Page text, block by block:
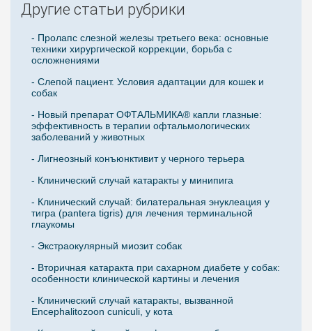
Другие статьи рубрики
- Пролапс слезной железы третьего века: основные
техники хирургической коррекции, борьба с
осложнениями
- Слепой пациент. Условия адаптации для кошек и
собак
- Новый препарат ОФТАЛЬМИКА® капли глазные:
эффективность в терапии офтальмологических
заболеваний у животных
- Лигнеозный конъюнктивит у черного терьера
- Клинический случай катаракты у минипига
- Клинический случай: билатеральная энуклеация у
тигра (pantera tigris) для лечения терминальной
глаукомы
- Экстраокулярный миозит собак
- Вторичная катаракта при сахарном диабете у собак:
особенности клинической картины и лечения
- Клинический случай катаракты, вызванной
Encephalitozoon cuniculi, у кота